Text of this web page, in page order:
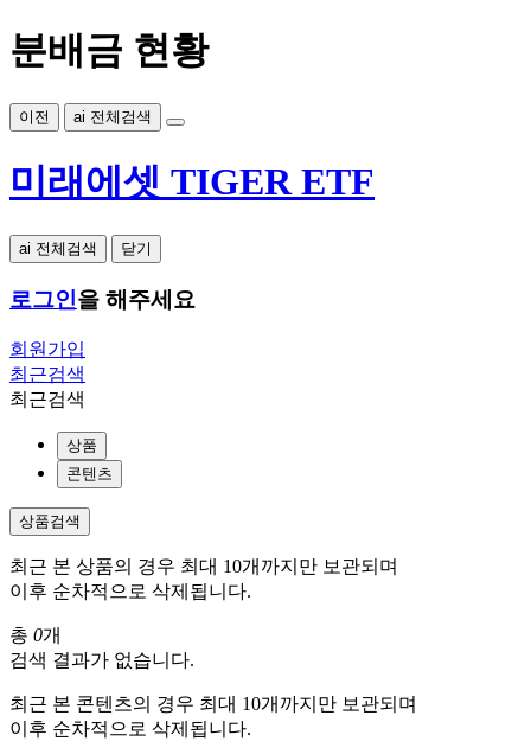
분배금 현황
이전 ai 전체검색
미래에셋 TIGER ETF
ai 전체검색 닫기
로그인을 해주세요
회원가입
최근검색
최근검색
상품
콘텐츠
상품검색
최근 본 상품의 경우 최대 10개까지만 보관되며
이후 순차적으로 삭제됩니다.
총 0개
검색 결과가 없습니다.
최근 본 콘텐츠의 경우 최대 10개까지만 보관되며
이후 순차적으로 삭제됩니다.